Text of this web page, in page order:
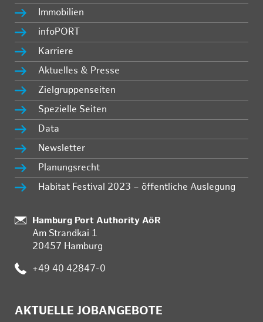
Immobilien
infoPORT
Karriere
Aktuelles & Presse
Zielgruppenseiten
Spezielle Seiten
Data
Newsletter
Planungsrecht
Habitat Festival 2023 – öffentliche Auslegung
:
Hamburg Port Authority AöR
Am Strandkai 1
20457 Hamburg
: +49 40 42847-0
AKTUELLE JOBANGEBOTE